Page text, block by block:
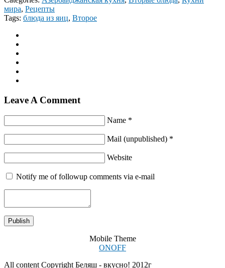
мира, Рецепты
Tags: блюда из яиц, Второе
Leave A Comment
Name *
Mail (unpublished) *
Website
Notify me of followup comments via e-mail
Mobile Theme
ONOFF
All content Copyright Беляш - вкусно! 2012г